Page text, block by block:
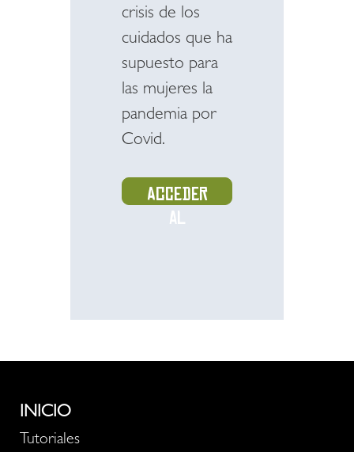
crisis de los
cuidados que ha
supuesto para
las mujeres la
pandemia por
Covid.
Acceder
al
INICIO
Tutoriales